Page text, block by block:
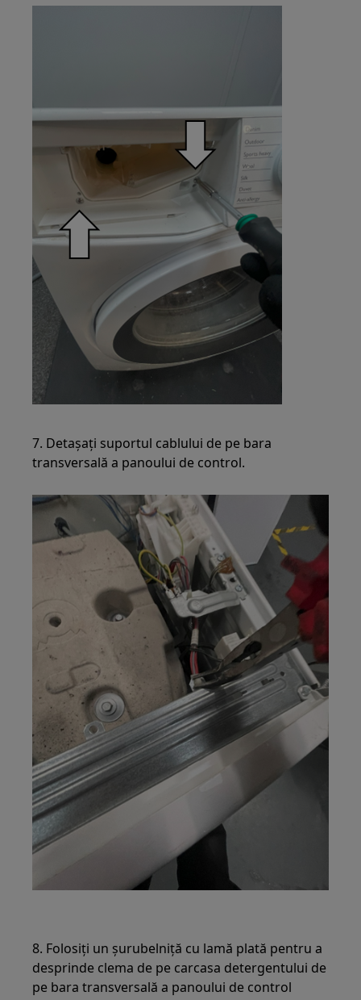
7. Detașați suportul cablului de pe bara
transversală a panoului de control.
8. Folosiți un șurubelniță cu lamă plată pentru a
desprinde clema de pe carcasa detergentului de
pe bara transversală a panoului de control